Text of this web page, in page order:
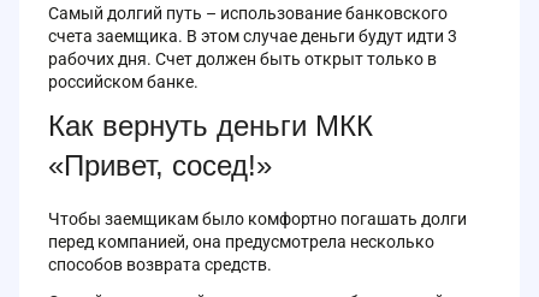
Самый долгий путь – использование банковского
счета заемщика. В этом случае деньги будут идти 3
рабочих дня. Счет должен быть открыт только в
российском банке.
Как вернуть деньги МКК
«Привет, сосед!»
Чтобы заемщикам было комфортно погашать долги
перед компанией, она предусмотрела несколько
способов возврата средств.